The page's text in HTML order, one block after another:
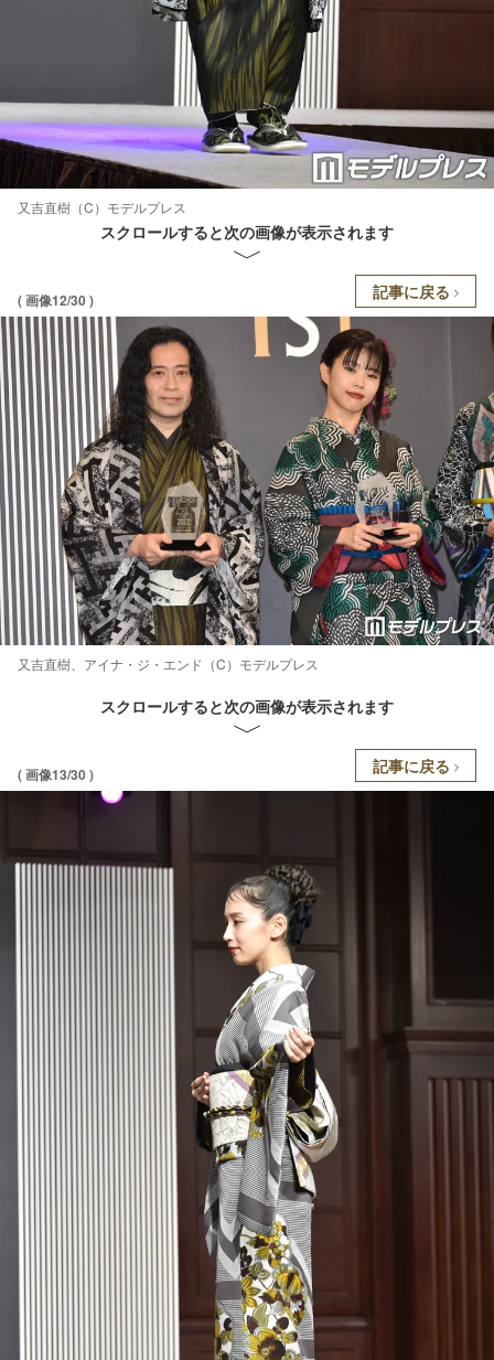
又吉直樹（C）モデルプレス
スクロールすると次の画像が表示されます
( 画像12/30 ) 記事に戻る
又吉直樹、アイナ・ジ・エンド（C）モデルプレス
スクロールすると次の画像が表示されます
( 画像13/30 ) 記事に戻る